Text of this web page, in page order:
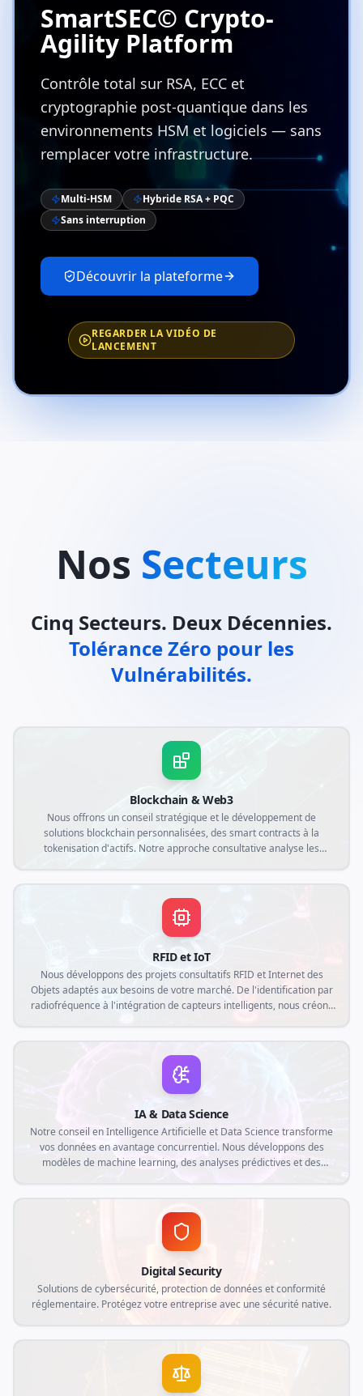
SmartSEC© Crypto-
Agility Platform
Contrôle total sur RSA, ECC et
cryptographie post-quantique dans les
environnements HSM et logiciels — sans
remplacer votre infrastructure.
Multi-HSM
Hybride RSA + PQC
Sans interruption
Découvrir la plateforme
REGARDER LA VIDÉO DE
LANCEMENT
Nos Secteurs
Cinq Secteurs. Deux Décennies.
Tolérance Zéro pour les
Vulnérabilités.
Blockchain & Web3
Nous offrons un conseil stratégique et le développement de
solutions blockchain personnalisées, des smart contracts à la
tokenisation d'actifs. Notre approche consultative analyse les
RFID et IoT
Nous développons des projets consultatifs RFID et Internet des
Objets adaptés aux besoins de votre marché. De l'identification par
radiofréquence à l'intégration de capteurs intelligents, nous créons
IA & Data Science
Notre conseil en Intelligence Artificielle et Data Science transforme
vos données en avantage concurrentiel. Nous développons des
modèles de machine learning, des analyses prédictives et des
Digital Security
Solutions de cybersécurité, protection de données et conformité
réglementaire. Protégez votre entreprise avec une sécurité native.